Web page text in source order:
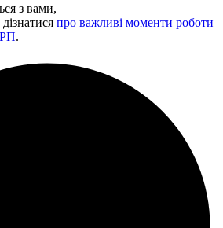
з вами,
про важливі моменти роботи
.